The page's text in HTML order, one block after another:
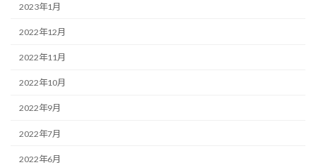
2023年1月
2022年12月
2022年11月
2022年10月
2022年9月
2022年7月
2022年6月